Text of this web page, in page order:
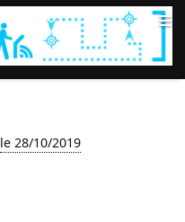
≡
le 28/10/2019